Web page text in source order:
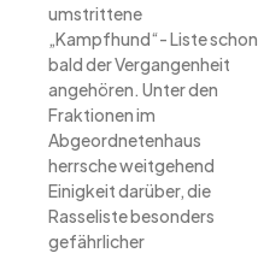
umstrittene
„Kampfhund“- Liste schon
bald der Vergangenheit
angehören. Unter den
Fraktionen im
Abgeordnetenhaus
herrsche weitgehend
Einigkeit darüber, die
Rasseliste besonders
gefährlicher